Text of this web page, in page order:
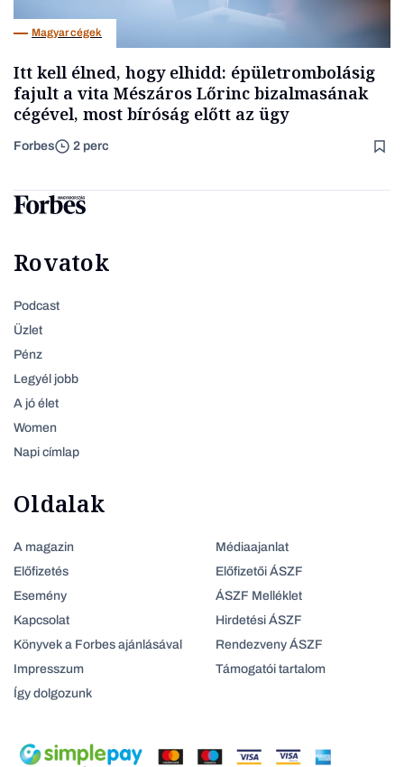
Magyar cégek
Itt kell élned, hogy elhidd: épületrombolásig
fajult a vita Mészáros Lőrinc bizalmasának
cégével, most bíróság előtt az ügy
Forbes 2 perc
Rovatok
Podcast
Üzlet
Pénz
Legyél jobb
A jó élet
Women
Napi címlap
Oldalak
A magazin
Előfizetés
Esemény
Kapcsolat
Könyvek a Forbes ajánlásával
Impresszum
Így dolgozunk
Médiaajanlat
Előfizetői ÁSZF
ÁSZF Melléklet
Hirdetési ÁSZF
Rendezveny ÁSZF
Támogatói tartalom